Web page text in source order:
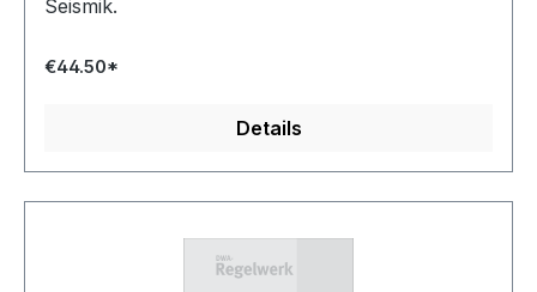
Seismik.
€44.50*
Details